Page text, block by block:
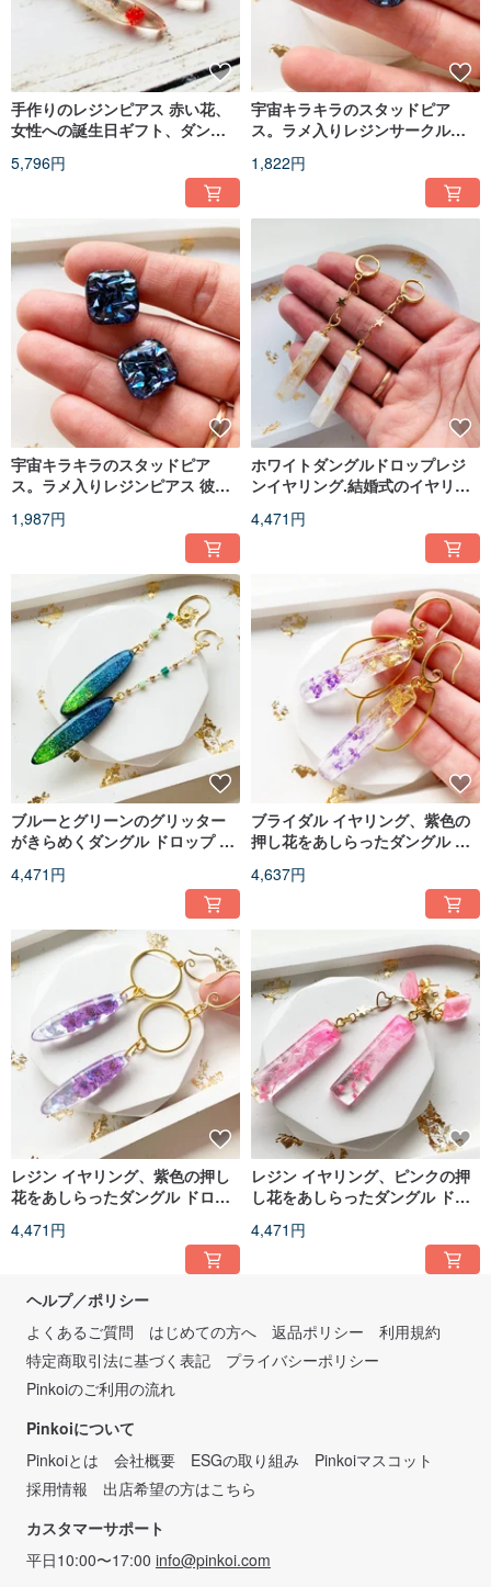
手作りのレジンピアス 赤い花、
女性への誕生日ギフト、ダング
5,796円
宇宙キラキラのスタッドピア
ス。ラメ入りレジンサークルピ
1,822円
宇宙キラキラのスタッドピア
ス。ラメ入りレジンピアス 彼女
1,987円
ホワイトダングルドロップレジ
ンイヤリング.結婚式のイヤリン
リング
4,471円
ブルーとグリーンのグリッター
がきらめくダングル ドロップ イ
ー
4,471円
ブライダル イヤリング、紫色の
押し花をあしらったダングル ド
4,637円
レジン イヤリング、紫色の押し
花をあしらったダングル ドロッ
4,471円
レジン イヤリング、ピンクの押
し花をあしらったダングル ドロ
4,471円
ヘルプ／ポリシー
よくあるご質問
はじめての方へ 返品ポリシー
利用規約
特定商取引法に基づく表記
プライバシーポリシー
Pinkoiのご利用の流れ
Pinkoiについて
Pinkoiとは
会社概要 ESGの取り組み
Pinkoiマスコット
採用情報
出店希望の方はこちら
カスタマーサポート
平日10:00〜17:00 info@pinkoi.com